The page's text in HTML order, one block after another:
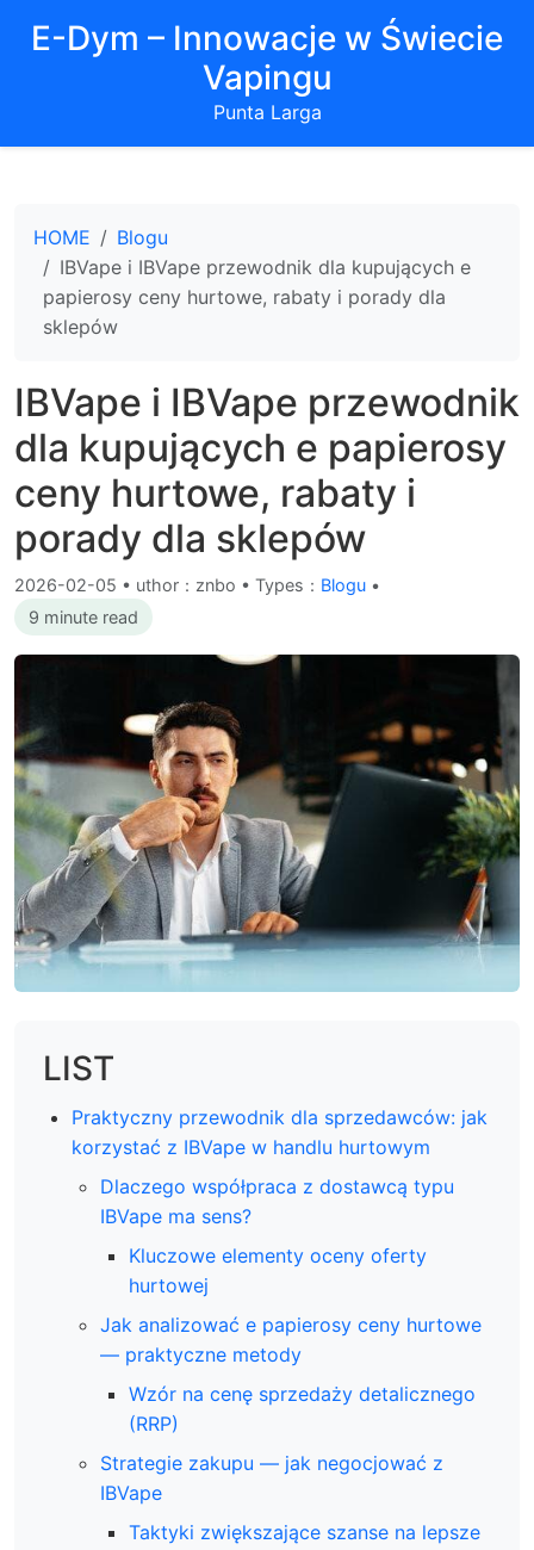
E-Dym – Innowacje w Świecie
Vapingu
Punta Larga
HOME
Blogu
IBVape i IBVape przewodnik dla kupujących e
papierosy ceny hurtowe, rabaty i porady dla
sklepów
IBVape i IBVape przewodnik
dla kupujących e papierosy
ceny hurtowe, rabaty i
porady dla sklepów
2026-02-05 • uthor：znbo • Types： Blogu •
9 minute read
LIST
Praktyczny przewodnik dla sprzedawców: jak
korzystać z IBVape w handlu hurtowym
Dlaczego współpraca z dostawcą typu
IBVape ma sens?
Kluczowe elementy oceny oferty
hurtowej
Jak analizować e papierosy ceny hurtowe
— praktyczne metody
Wzór na cenę sprzedaży detalicznego
(RRP)
Strategie zakupu — jak negocjować z
IBVape
Taktyki zwiększające szanse na lepsze